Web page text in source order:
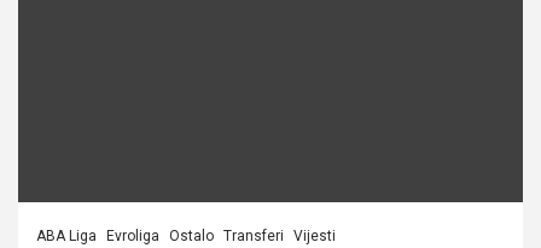
ABA Liga Evroliga Ostalo Transferi Vijesti